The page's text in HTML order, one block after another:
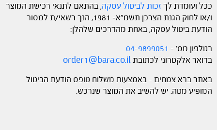
ככל ועומדת לךזכות לביטול עסקה, בהתאם לתנאי רכישת המוצר
ו/או לחוק הגנת הצרכן תשמ"א- 1981, הנך רשאי/ת למסור
הודעת ביטול עסקה, באחת מהדרכים שלהלן:
בטלפון מס' – 04-9899051
בדואר אלקטרוני לכתובתorder1@bara.co.il
באתר ברא צמחים – באמצעות משלוח טופס הודעת הביטול
המופיע מטה. יש להשיב את המוצר שנרכש.